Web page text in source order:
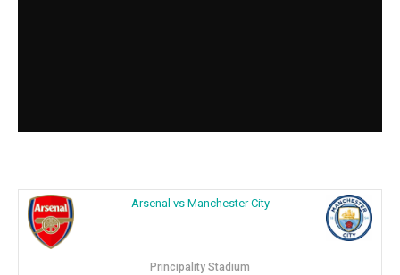
Arsenal vs Manchester City
Principality Stadium